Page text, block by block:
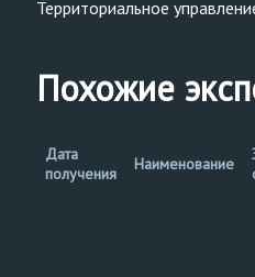
Территориальное
Похожие
Дата
получения
Наименование